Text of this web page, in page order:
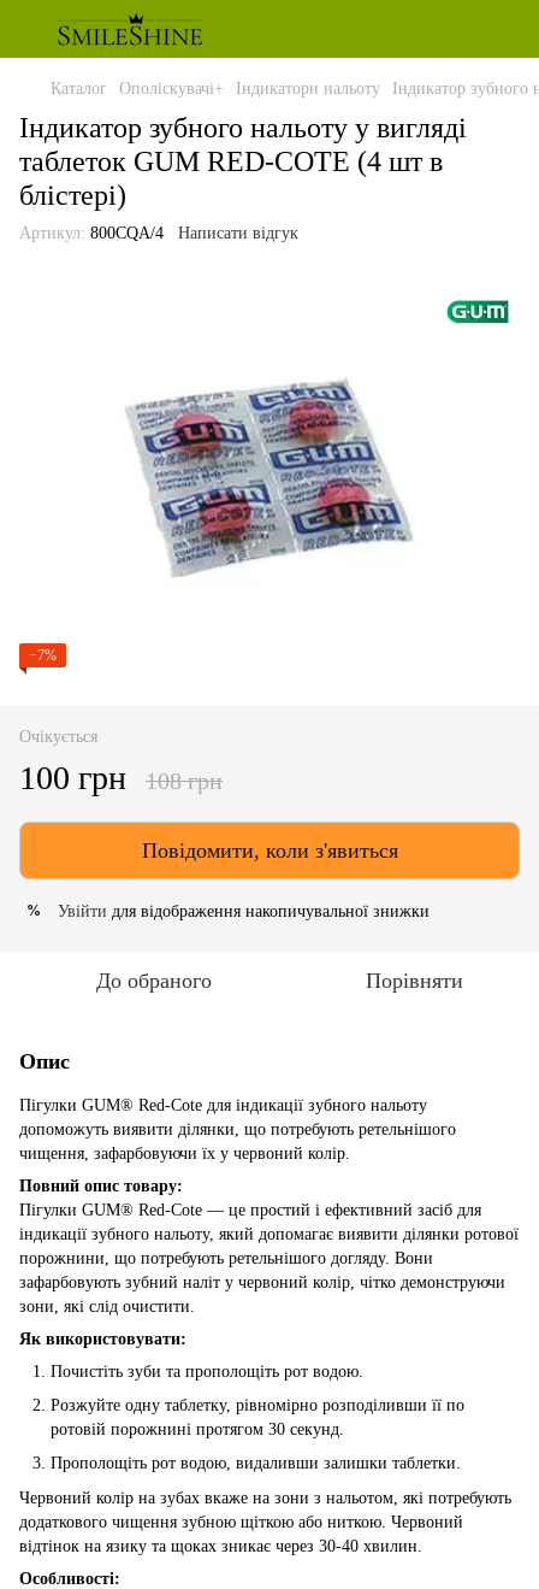
Каталог Ополіскувачі+ Індикатори нальоту Індикатор зубного
Індикатор зубного нальоту у вигляді
таблеток GUM RED-COTE (4 шт в
блістері)
Артикул: 800CQA/4 Написати відгук
−7%
Очікується
100 грн 108 грн
Повідомити, коли з'явиться
% Увійти для відображення накопичувальної знижки
До обраного Порівняти
Опис
Пігулки GUM® Red-Cote для індикації зубного нальоту
допоможуть виявити ділянки, що потребують ретельнішого
чищення, зафарбовуючи їх у червоний колір.
Повний опис товару:
Пігулки GUM® Red-Cote — це простий і ефективний засіб для
індикації зубного нальоту, який допомагає виявити ділянки ротової
порожнини, що потребують ретельнішого догляду. Вони
зафарбовують зубний наліт у червоний колір, чітко демонструючи
зони, які слід очистити.
Як використовувати:
Почистіть зуби та прополощіть рот водою.
Розжуйте одну таблетку, рівномірно розподіливши її по
ротовій порожнині протягом 30 секунд.
Прополощіть рот водою, видаливши залишки таблетки.
Червоний колір на зубах вкаже на зони з нальотом, які потребують
додаткового чищення зубною щіткою або ниткою. Червоний
відтінок на язику та щоках зникає через 30-40 хвилин.
Особливості: